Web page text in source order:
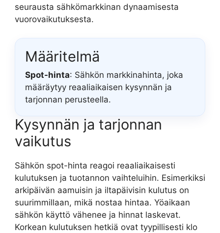
seurausta sähkömarkkinan dynaamisesta
vuorovaikutuksesta.
Määritelmä
Spot-hinta: Sähkön markkinahinta, joka
määräytyy reaaliaikaisen kysynnän ja
tarjonnan perusteella.
Kysynnän ja tarjonnan
vaikutus
Sähkön spot-hinta reagoi reaaliaikaisesti
kulutuksen ja tuotannon vaihteluihin. Esimerkiksi
arkipäivän aamuisin ja iltapäivisin kulutus on
suurimmillaan, mikä nostaa hintaa. Yöaikaan
sähkön käyttö vähenee ja hinnat laskevat.
Korkean kulutuksen hetkiä ovat tyypillisesti klo